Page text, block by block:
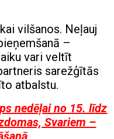
vilšanos. Neļauj
–
vari veltīt
sarežģītās
atbalstu.
nedēļai no 15. līdz
Svariem –